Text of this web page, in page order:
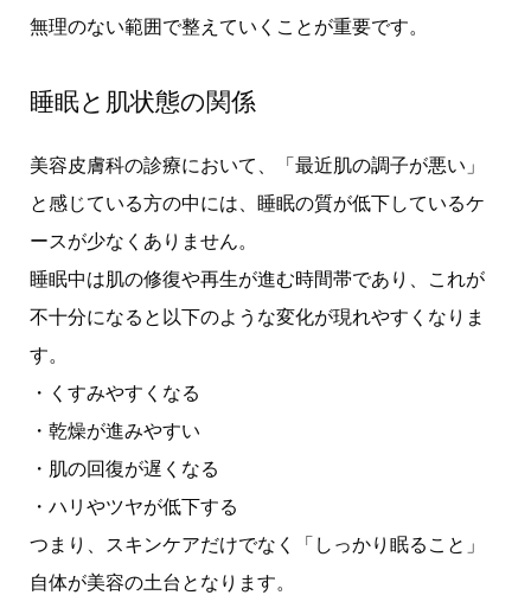
無理のない範囲で整えていくことが重要です。
睡眠と肌状態の関係
美容皮膚科の診療において、「最近肌の調子が悪い」
と感じている方の中には、睡眠の質が低下しているケ
ースが少なくありません。
睡眠中は肌の修復や再生が進む時間帯であり、これが
不十分になると以下のような変化が現れやすくなりま
す。
・くすみやすくなる
・乾燥が進みやすい
・肌の回復が遅くなる
・ハリやツヤが低下する
つまり、スキンケアだけでなく「しっかり眠ること」
自体が美容の土台となります。